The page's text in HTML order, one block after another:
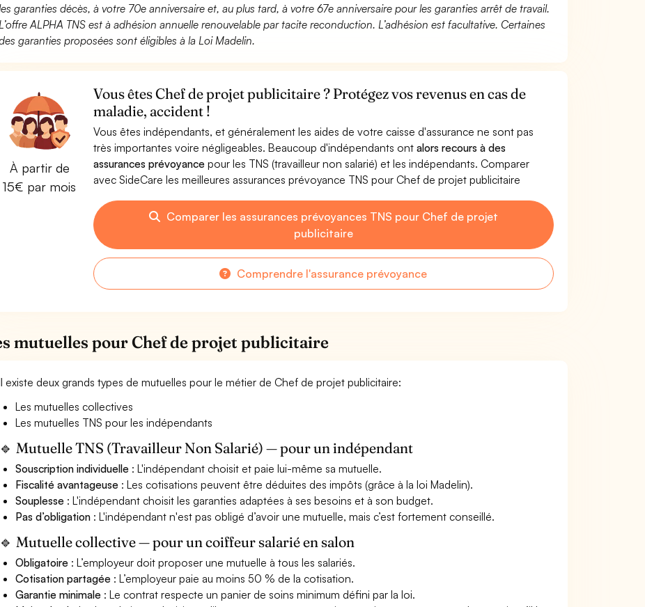
garanties décès, à votre 70e anniversaire et, au plus tard, à votre 67e anniversaire pour les garanties arrêt de travail.
ALPHA TNS est à adhésion annuelle renouvelable par tacite reconduction. L’adhésion est facultative. Certaines
garanties proposées sont éligibles à la Loi Madelin.
À partir de
15€ par mois
Vous êtes Chef de projet publicitaire ? Protégez vos revenus en cas de
maladie, accident !
Vous êtes indépendants, et généralement les aides de votre caisse d'assurance ne sont pas
très importantes voire négligeables. Beaucoup d'indépendants ont alors recours à des
assurances prévoyancepour les TNS (travailleur non salarié) et les indépendants. Comparer
avec SideCare les meilleures assurances prévoyance TNS pour Chef de projet publicitaire
Comparer les assurances prévoyances TNS pour Chef de projet
publicitaire
Comprendre l'assurance prévoyance
mutuelles pour Chef de projet publicitaire
existe deux grands types de mutuelles pour le métier de Chef de projet publicitaire:
Les mutuelles collectives
Les mutuelles TNS pour les indépendants
🔹 Mutuelle TNS (Travailleur Non Salarié) — pour un indépendant
Souscription individuelle : L'indépendant choisit et paie lui-même sa mutuelle.
Fiscalité avantageuse : Les cotisations peuvent être déduites des impôts (grâce à la loi Madelin).
Souplesse : L'indépendant choisit les garanties adaptées à ses besoins et à son budget.
Pas d’obligation : L'indépendant n'est pas obligé d’avoir une mutuelle, mais c’est fortement conseillé.
🔹 Mutuelle collective — pour un coiffeur salarié en salon
Obligatoire : L’employeur doit proposer une mutuelle à tous les salariés.
Cotisation partagée : L’employeur paie au moins 50 % de la cotisation.
Garantie minimale : Le contrat respecte un panier de soins minimum défini par la loi.